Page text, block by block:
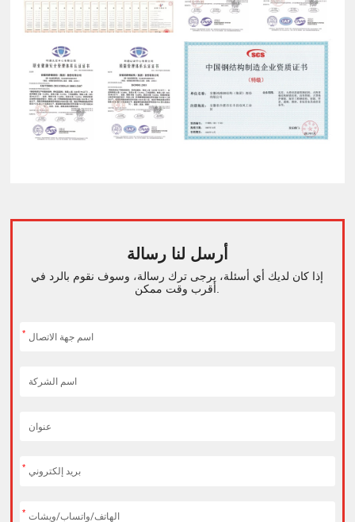
أرسل لنا رسالة
إذا كان لديك أي أسئلة، يرجى ترك رسالة، وسوف نقوم بالرد في
*
*
*